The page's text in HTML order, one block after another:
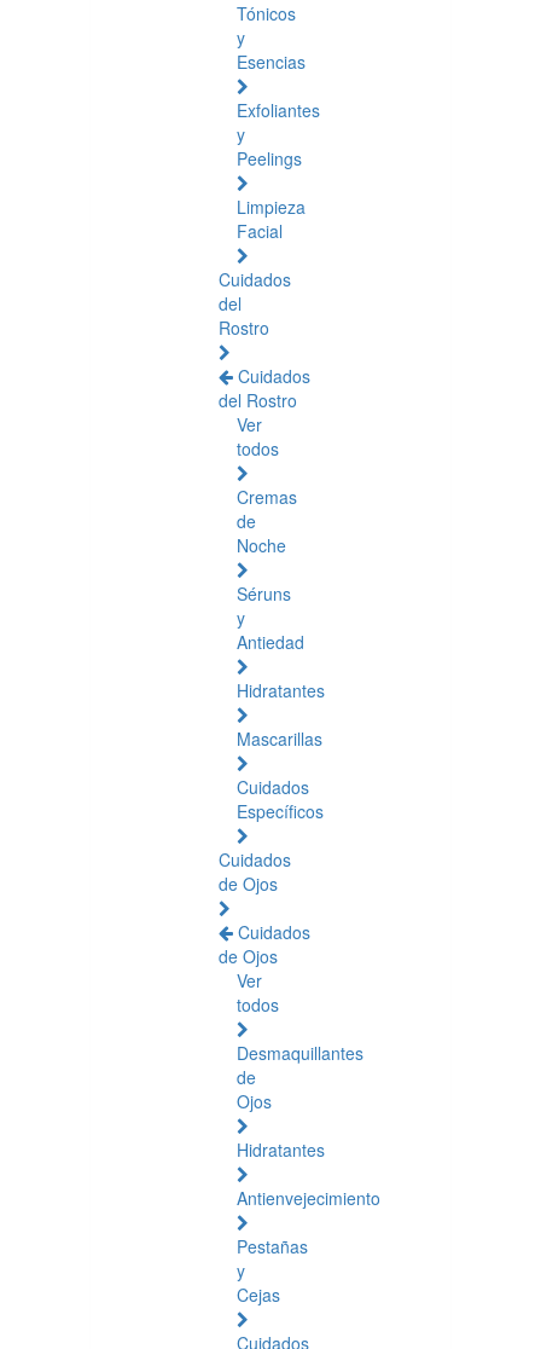
Tónicos
y
Esencias
Exfoliantes
y
Peelings
Limpieza
Facial
Cuidados
del
Rostro
Cuidados
del Rostro
Ver
todos
Cremas
de
Noche
Séruns
y
Antiedad
Hidratantes
Mascarillas
Cuidados
Específicos
Cuidados
de Ojos
Cuidados
de Ojos
Ver
todos
Desmaquillantes
de
Ojos
Hidratantes
Antienvejecimiento
Pestañas
y
Cejas
Cuidados